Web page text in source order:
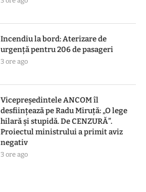
Incendiu la bord: Aterizare de
urgență pentru 206 de pasageri
3 ore ago
Vicepreședintele ANCOM îl
desființează pe Radu Miruță: „O lege
hilară și stupidă. De CENZURĂ”.
Proiectul ministrului a primit aviz
negativ
3 ore ago